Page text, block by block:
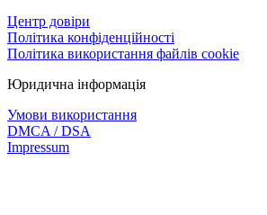
Центр довіри
Політика конфіденційності
Політика використання файлів cookie
Юридична інформація
Умови використання
DMCA / DSA
Impressum